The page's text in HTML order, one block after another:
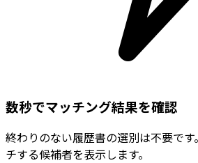
数秒でマッチング結果を確認
終わりのない履歴書の選別は不要で
チする候補者を表示します。